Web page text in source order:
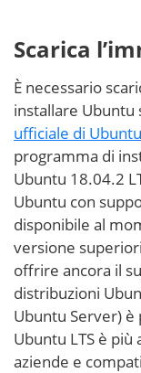
Scarica
È necessario
installare Ubuntu
ufficiale di Ubuntu
programma di
Ubuntu 18.04.2
Ubuntu con
disponibile al
versione
offrire ancora il
distribuzioni
Ubuntu Server)
Ubuntu LTS è
aziende e